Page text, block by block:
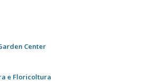
Center
e Floricoltura